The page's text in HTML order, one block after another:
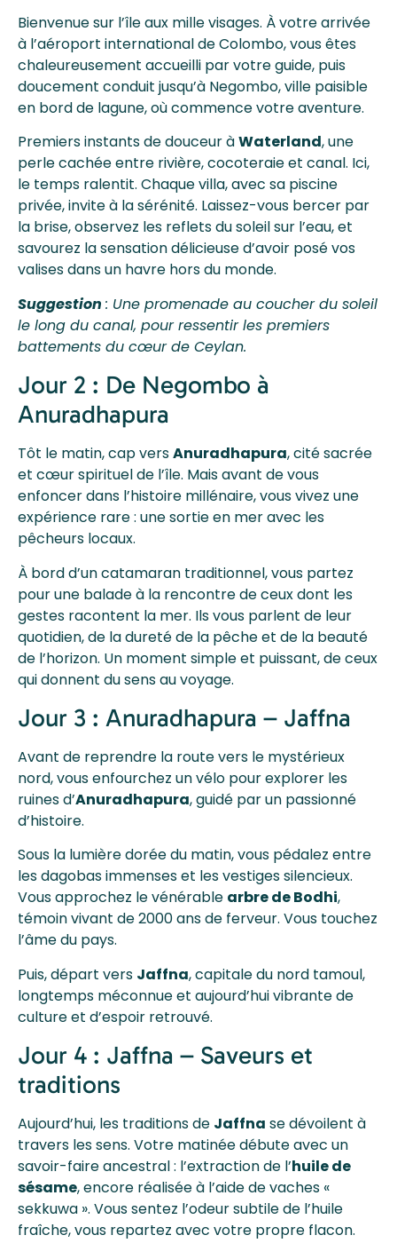
Bienvenue sur l’île aux mille visages. À votre arrivée
à l’aéroport international de Colombo, vous êtes
chaleureusement accueilli par votre guide, puis
doucement conduit jusqu’à Negombo, ville paisible
en bord de lagune, où commence votre aventure.
Premiers instants de douceur àWaterland, une
perle cachée entre rivière, cocoteraie et canal. Ici,
le temps ralentit. Chaque villa, avec sa piscine
privée, invite à la sérénité. Laissez-vous bercer par
la brise, observez les reflets du soleil sur l’eau, et
savourez la sensation délicieuse d’avoir posé vos
valises dans un havre hors du monde.
Suggestion : Une promenade au coucher du soleil
le long du canal, pour ressentir les premiers
battements du cœur de Ceylan.
Jour 2 : De Negombo à
Anuradhapura
Tôt le matin, cap versAnuradhapura, cité sacrée
et cœur spirituel de l’île. Mais avant de vous
enfoncer dans l’histoire millénaire, vous vivez une
expérience rare : une sortie en mer avec les
pêcheurs locaux.
À bord d’un catamaran traditionnel, vous partez
pour une balade à la rencontre de ceux dont les
gestes racontent la mer. Ils vous parlent de leur
quotidien, de la dureté de la pêche et de la beauté
de l’horizon. Un moment simple et puissant, de ceux
qui donnent du sens au voyage.
Jour 3 : Anuradhapura – Jaffna
Avant de reprendre la route vers le mystérieux
nord, vous enfourchez un vélo pour explorer les
ruines d’Anuradhapura, guidé par un passionné
d’histoire.
Sous la lumière dorée du matin, vous pédalez entre
les dagobas immenses et les vestiges silencieux.
Vous approchez le vénérable arbre de Bodhi,
témoin vivant de 2000 ans de ferveur. Vous touchez
l’âme du pays.
Puis, départ vers Jaffna, capitale du nord tamoul,
longtemps méconnue et aujourd’hui vibrante de
culture et d’espoir retrouvé.
Jour 4 : Jaffna – Saveurs et
traditions
Aujourd’hui, les traditions de Jaffna se dévoilent à
travers les sens. Votre matinée débute avec un
savoir-faire ancestral : l’extraction de l’huile de
sésame, encore réalisée à l’aide de vaches «
sekkuwa ». Vous sentez l’odeur subtile de l’huile
fraîche, vous repartez avec votre propre flacon.